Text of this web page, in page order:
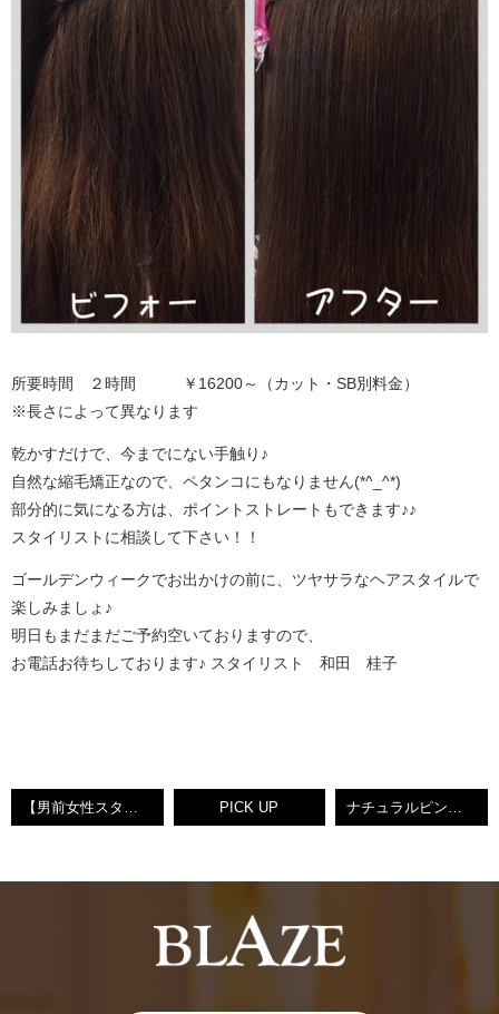
所要時間 ２時間 ￥16200～（カット・SB別料金）
※長さによって異なります
乾かすだけで、今までにない手触り♪
自然な縮毛矯正なので、ペタンコにもなりません(*^_^*)
部分的に気になる方は、ポイントストレートもできます♪♪
スタイリストに相談して下さい！！
ゴールデンウィークでお出かけの前に、ツヤサラなヘアスタイルで
楽しみましょ♪
明日もまだまだご予約空いておりますので、
お電話お待ちしております♪ スタイリスト 和田 桂子
【男前女性スタイリスト♥りえ】お久し振りの投稿です(・Ω・)ノ PICK UP ナチュラルピンク♪ ARTISTBOX♡KEIKO